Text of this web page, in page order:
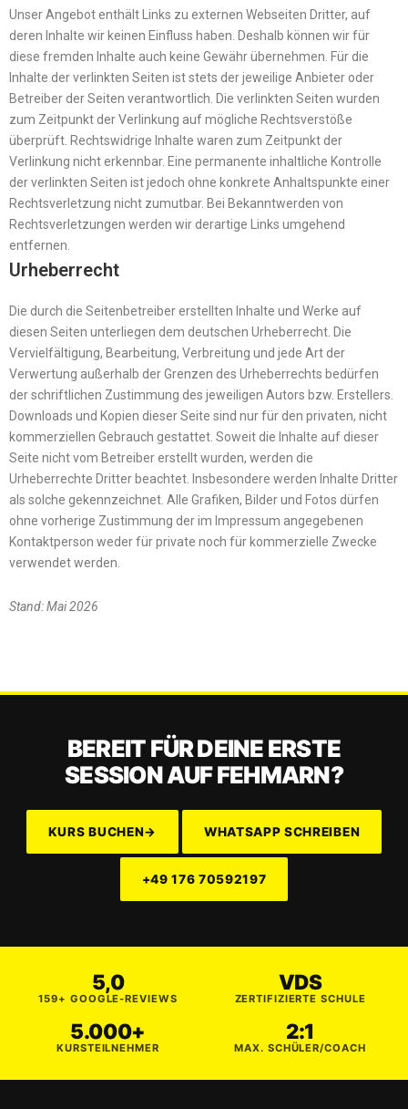
Unser Angebot enthält Links zu externen Webseiten Dritter, auf
deren Inhalte wir keinen Einfluss haben. Deshalb können wir für
diese fremden Inhalte auch keine Gewähr übernehmen. Für die
Inhalte der verlinkten Seiten ist stets der jeweilige Anbieter oder
Betreiber der Seiten verantwortlich. Die verlinkten Seiten wurden
zum Zeitpunkt der Verlinkung auf mögliche Rechtsverstöße
überprüft. Rechtswidrige Inhalte waren zum Zeitpunkt der
Verlinkung nicht erkennbar. Eine permanente inhaltliche Kontrolle
der verlinkten Seiten ist jedoch ohne konkrete Anhaltspunkte einer
Rechtsverletzung nicht zumutbar. Bei Bekanntwerden von
Rechtsverletzungen werden wir derartige Links umgehend
entfernen.
Urheberrecht
Die durch die Seitenbetreiber erstellten Inhalte und Werke auf
diesen Seiten unterliegen dem deutschen Urheberrecht. Die
Vervielfältigung, Bearbeitung, Verbreitung und jede Art der
Verwertung außerhalb der Grenzen des Urheberrechts bedürfen
der schriftlichen Zustimmung des jeweiligen Autors bzw. Erstellers.
Downloads und Kopien dieser Seite sind nur für den privaten, nicht
kommerziellen Gebrauch gestattet. Soweit die Inhalte auf dieser
Seite nicht vom Betreiber erstellt wurden, werden die
Urheberrechte Dritter beachtet. Insbesondere werden Inhalte Dritter
als solche gekennzeichnet. Alle Grafiken, Bilder und Fotos dürfen
ohne vorherige Zustimmung der im Impressum angegebenen
Kontaktperson weder für private noch für kommerzielle Zwecke
verwendet werden.
Stand: Mai 2026
BEREIT FÜR DEINE ERSTE
SESSION AUF FEHMARN?
KURS BUCHEN→ WHATSAPP SCHREIBEN
+49 176 70592197
5,0
159+ GOOGLE-REVIEWS
VDS
ZERTIFIZIERTE SCHULE
5.000+
KURSTEILNEHMER
2:1
MAX. SCHÜLER/COACH